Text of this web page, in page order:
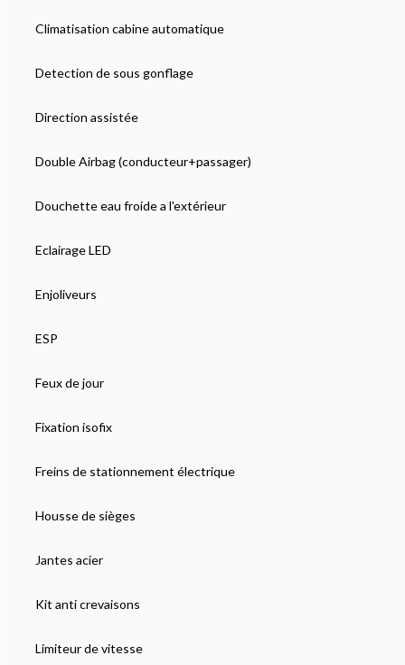
Climatisation cabine automatique
Detection de sous gonflage
Direction assistée
Double Airbag (conducteur+passager)
Douchette eau froide a l'extérieur
Eclairage LED
Enjoliveurs
ESP
Feux de jour
Fixation isofix
Freins de stationnement électrique
Housse de sièges
Jantes acier
Kit anti crevaisons
Limiteur de vitesse